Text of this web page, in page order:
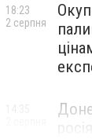
18:23
2 серпня